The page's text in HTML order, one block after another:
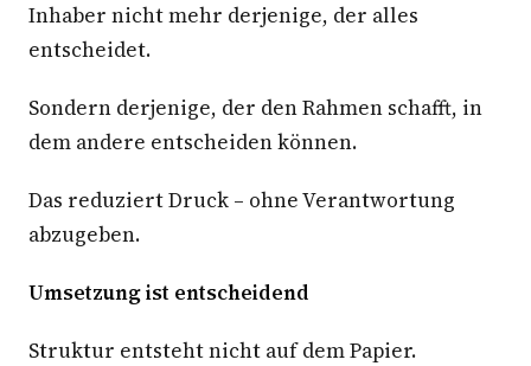
Inhaber nicht mehr derjenige, der alles
entscheidet.
Sondern derjenige, der den Rahmen schafft, in
dem andere entscheiden können.
Das reduziert Druck – ohne Verantwortung
abzugeben.
Umsetzung ist entscheidend
Struktur entsteht nicht auf dem Papier.